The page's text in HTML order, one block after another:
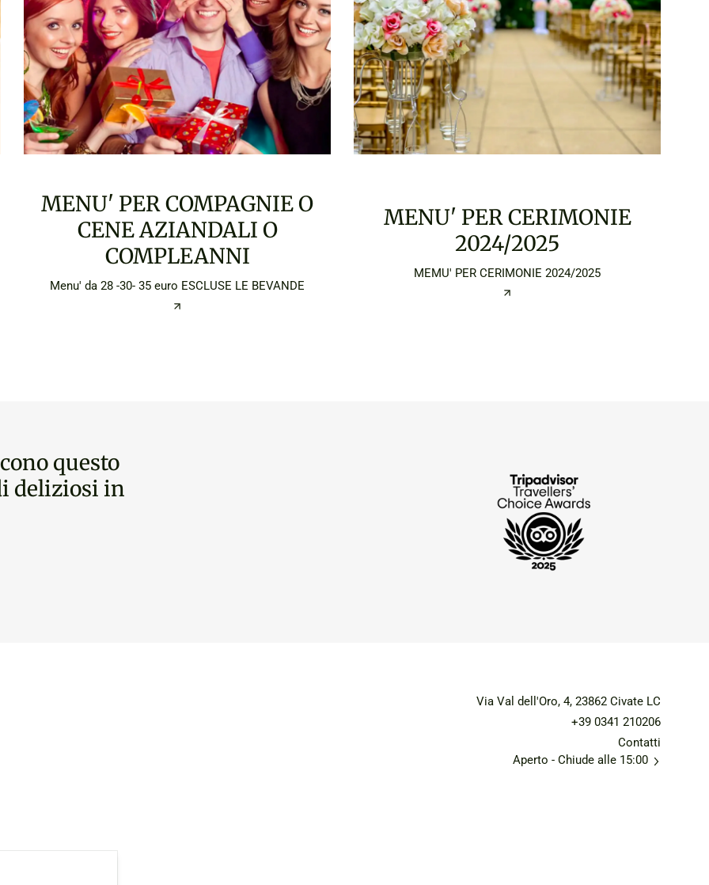
MENU' PER COMPAGNIE O
CENE AZIANDALI O
COMPLEANNI
Menu' da 28 -30- 35 euro ESCLUSE LE BEVANDE
MENU' PER CERIMONIE
2024/2025
MEMU' PER CERIMONIE 2024/2025
questo
deliziosi in
Via Val dell'Oro, 4, 23862 Civate LC
+39 0341 210206
Contatti
Aperto - Chiude alle 15:00